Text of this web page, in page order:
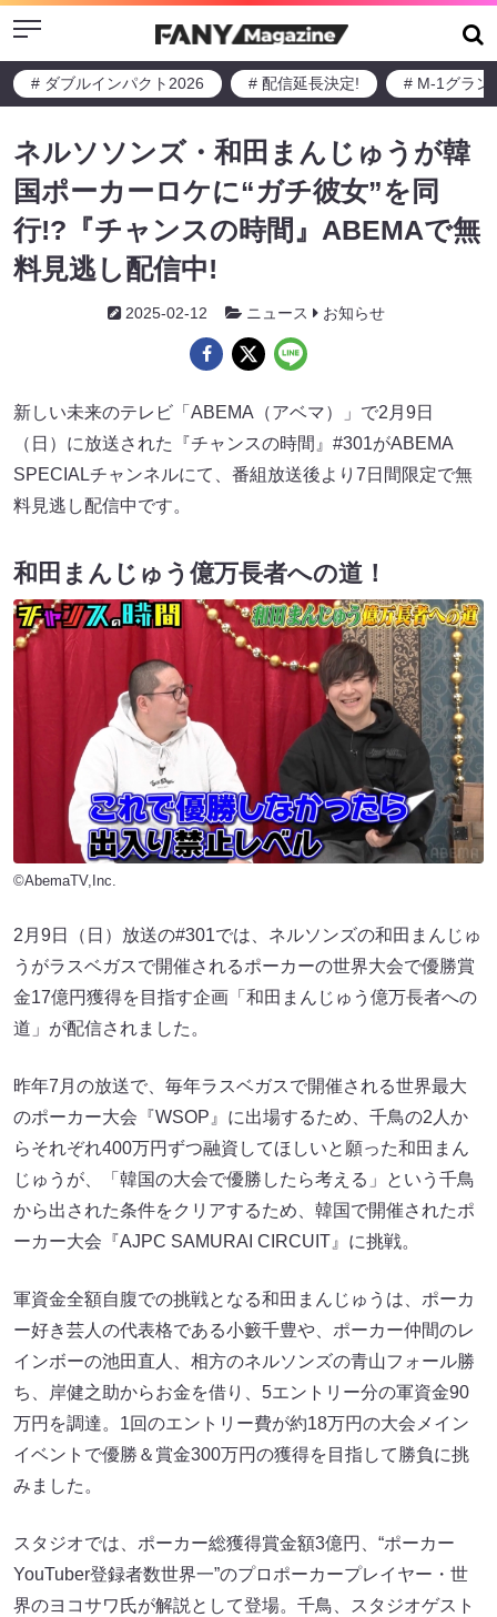
Menu
# ダブルインパクト2026 # 配信延長決定! # M-1グラン
ネルソソンズ・和田まんじゅうが韓
国ポーカーロケに“ガチ彼女”を同
行!?『チャンスの時間』ABEMAで無
料見逃し配信中!
2025-02-12 ニュース お知らせ
新しい未来のテレビ「ABEMA（アベマ）」で2月9日
（日）に放送された『チャンスの時間』#301がABEMA
SPECIALチャンネルにて、番組放送後より7日間限定で無
料見逃し配信中です。
和田まんじゅう億万長者への道！
©AbemaTV,Inc.
2月9日（日）放送の#301では、ネルソンズの和田まんじゅ
うがラスベガスで開催されるポーカーの世界大会で優勝賞
金17億円獲得を目指す企画「和田まんじゅう億万長者への
道」が配信されました。
昨年7月の放送で、毎年ラスベガスで開催される世界最大
のポーカー大会『WSOP』に出場するため、千鳥の2人か
らそれぞれ400万円ずつ融資してほしいと願った和田まん
じゅうが、「韓国の大会で優勝したら考える」という千鳥
から出された条件をクリアするため、韓国で開催されたポ
ーカー大会『AJPC SAMURAI CIRCUIT』に挑戦。
軍資金全額自腹での挑戦となる和田まんじゅうは、ポーカ
ー好き芸人の代表格である小籔千豊や、ポーカー仲間のレ
インボーの池田直人、相方のネルソンズの青山フォール勝
ち、岸健之助からお金を借り、5エントリー分の軍資金90
万円を調達。1回のエントリー費が約18万円の大会メイン
イベントで優勝＆賞金300万円の獲得を目指して勝負に挑
みました。
スタジオでは、ポーカー総獲得賞金額3億円、“ポーカー
YouTuber登録者数世界一”のプロポーカープレイヤー・世
界のヨコサワ氏が解説として登場。千鳥、スタジオゲスト